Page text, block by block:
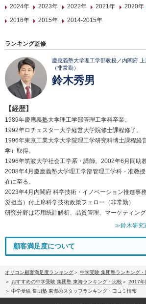
2024年
2023年 2022年 2021年 2020年
2016年
2015年 2014-2015年
ランキング監修
慶應義塾大学理工学部教授／内閣府
（非常勤）
鈴木秀男
【経歴】
1989年慶應義塾大学理工学部管理工学科卒業。
1992年ロチェスター大学経営大学院修士課程修了。
1996年東京工業大学大学院理工学研究科博士課程経
学）取得。
1996年筑波大学社会工学系・講師。2002年6月同助教
2008年4月慶應義塾大学理工学部管理工学科・准教
在に至る。
2023年4月内閣府 科学技術・イノベーション推進事
災担当）付上席科学技術政策フェロー（非常勤）
研究分野は応用統計解析、品質管理、マーケティング
≫鈴木研究
顧客満足度について
オリコン顧客満足度ランキング
中学受験 集団塾ランキング・
おすすめの中学受験 集団塾 東海ランキング・比較
2017年
中学受験 集団塾 東海のスタッフランキング・口コミ情報